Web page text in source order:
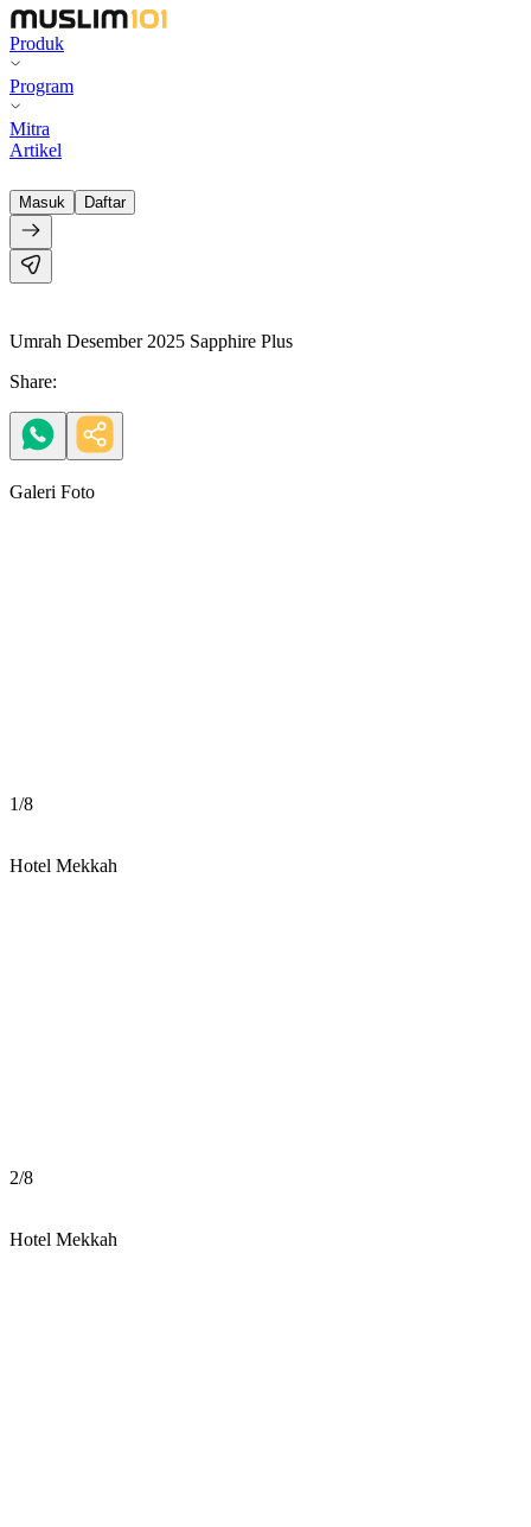
Produk
Program
Mitra
Artikel
Masuk Daftar
Umrah Desember 2025 Sapphire Plus
Share:
Galeri Foto
1/8
Hotel Mekkah
2/8
Hotel Mekkah